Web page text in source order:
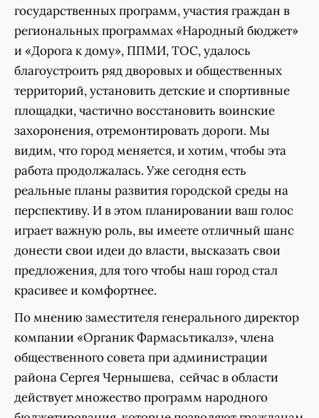
государственных программ, участия граждан в
региональных программах «Народный бюджет»
и «Дорога к дому», ППМИ, ТОС, удалось
благоустроить ряд дворовых и общественных
территорий, установить детские и спортивные
площадки, частично восстановить воинские
захоронения, отремонтировать дороги. Мы
видим, что город меняется, и хотим, чтобы эта
работа продолжалась. Уже сегодня есть
реальные планы развития городской среды на
перспективу. И в этом планировании ваш голос
играет важную роль, вы имеете отличный шанс
донести свои идеи до власти, высказать свои
предложения, для того чтобы наш город стал
красивее и комфортнее.
По мнению заместителя генерального директор
компании «Органик Фармасьтикалз», члена
общественного совета при администрации
района Сергея Чернышева, сейчас в области
действует множество программ народного